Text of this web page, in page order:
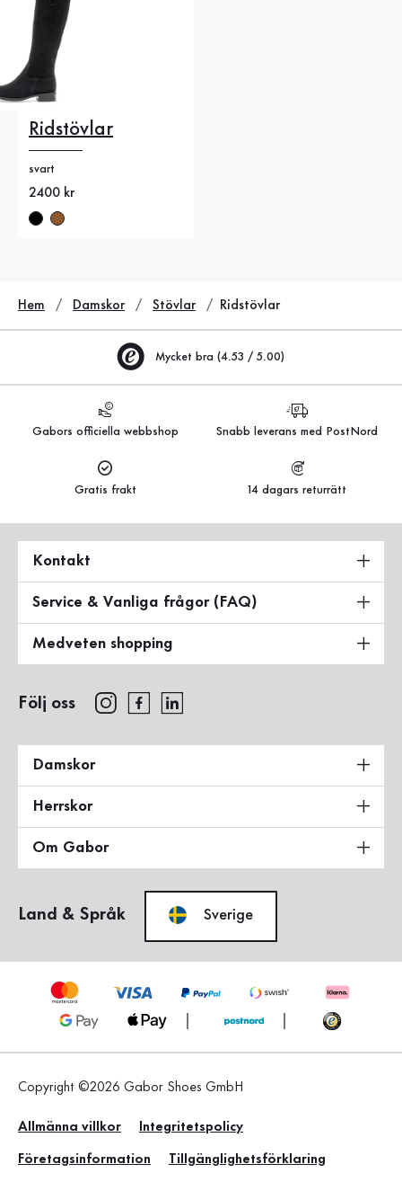
Ridstövlar
svart
Nytt pris
2400 kr
Hem Damskor Stövlar Ridstövlar
Mycket bra (4.53 / 5.00)
Gabors officiella webbshop Snabb leverans med PostNord
Gratis frakt 14 dagars returrätt
Kontakt
Service & Vanliga frågor (FAQ)
Medveten shopping
Följ oss
Damskor
Herrskor
Om Gabor
Land & Språk Sverige
Copyright ©2026 Gabor Shoes GmbH
Allmänna villkor Integritetspolicy
Företagsinformation Tillgänglighetsförklaring